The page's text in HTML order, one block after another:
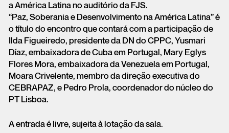
a América Latina no auditório da FJS.
“Paz, Soberania e Desenvolvimento na América Latina” é
o título do encontro que contará com a participação de
Ilda Figueiredo, presidente da DN do CPPC, Yusmari
Díaz, embaixadora de Cuba em Portugal, Mary Eglys
Flores Mora, embaixadora da Venezuela em Portugal,
Moara Crivelente, membro da direção executiva do
CEBRAPAZ, e Pedro Prola, coordenador do núcleo do
PT Lisboa.
A entrada é livre, sujeita à lotação da sala.